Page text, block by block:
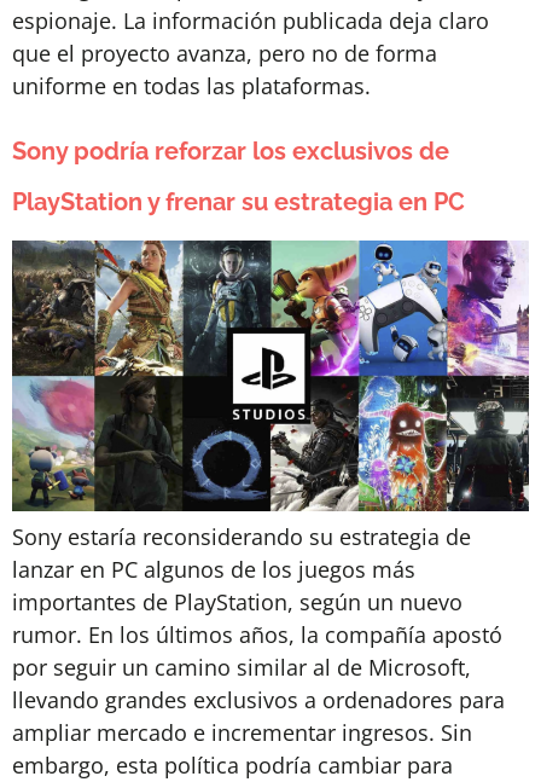
espionaje. La información publicada deja claro
que el proyecto avanza, pero no de forma
uniforme en todas las plataformas.
Sony podría reforzar los exclusivos de
PlayStation y frenar su estrategia en PC
Sony estaría reconsiderando su estrategia de
lanzar en PC algunos de los juegos más
importantes de PlayStation, según un nuevo
rumor. En los últimos años, la compañía apostó
por seguir un camino similar al de Microsoft,
llevando grandes exclusivos a ordenadores para
ampliar mercado e incrementar ingresos. Sin
embargo, esta política podría cambiar para